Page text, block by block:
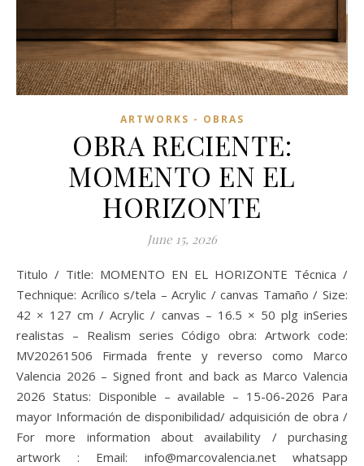
ARTWORKS - OBRAS
OBRA RECIENTE:
MOMENTO EN EL
HORIZONTE
June 15, 2026
Titulo / Title: MOMENTO EN EL HORIZONTE Técnica /
Technique: Acrílico s/tela – Acrylic / canvas Tamaño / Size:
42 × 127 cm / Acrylic / canvas – 16.5 × 50 plg inSeries
realistas – Realism series Código obra: Artwork code:
MV20261506 Firmada frente y reverso como Marco
Valencia 2026 – Signed front and back as Marco Valencia
2026 Status: Disponible – available – 15-06-2026 Para
mayor Información de disponibilidad/ adquisición de obra /
For more information about availability / purchasing
artwork : Email: info@marcovalencia.net whatsapp